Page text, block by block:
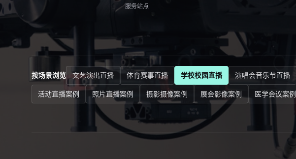
服务站点
按场景浏览 文艺演出直播 体育赛事直播 学校校园直播 演唱会音乐节直播
活动直播案例
照片直播案例 摄影摄像案例 展会影像案例 医学会议案例